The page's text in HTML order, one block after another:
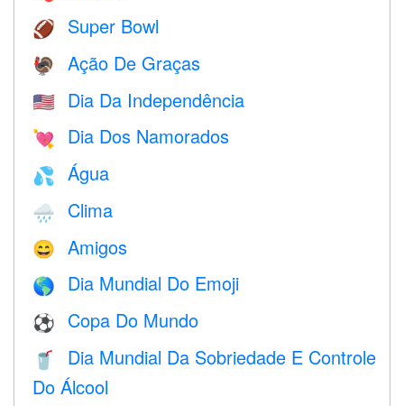
🏈 Super Bowl
🦃 Ação De Graças
🇺🇸 Dia Da Independência
💘 Dia Dos Namorados
💦 Água
🌧 Clima
😄 Amigos
🌎 Dia Mundial Do Emoji
⚽ Copa Do Mundo
🥤
Dia Mundial Da Sobriedade E Controle
Do Álcool